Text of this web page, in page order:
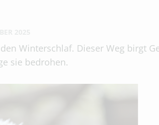
Winterschlaf. Dieser Weg birgt
sie bedrohen.